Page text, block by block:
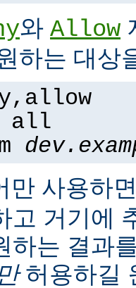
와 Allow
하는 대상
all
만 사용하
고 거기에
하는 결과
만허용하길